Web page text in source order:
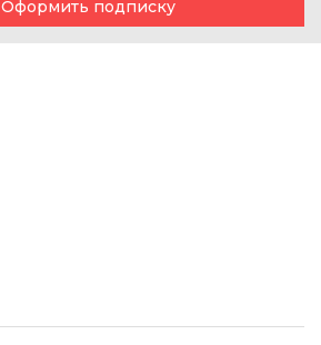
Оформить подписку